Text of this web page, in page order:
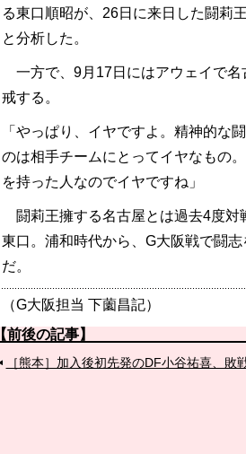
る東口順昭が、26日に来日した闘莉
と分析した。
一方で、9月17日にはアウェイで名
戒する。
「やっぱり、イヤですよ。精神的な
のは相手チームにとってイヤなもの
を持った人なのでイヤですね」
闘莉王擁する名古屋とは過去4度対
東口。浦和時代から、G大阪戦で闘
だ。
（G大阪担当 下薗昌記）
【前後の記事】
［熊本］加入後初先発のDF小谷祐喜、敗